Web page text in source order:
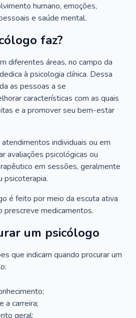
humano, emoções,
e saúde mental.
faz?
diferentes áreas, no campo da
à psicologia clínica. Dessa
as pessoas a se
características com as quais
e a promover seu bem-estar
individuais ou em
avaliações psicológicas ou
em sessões, geralmente
psicoterapia.
é feito por meio da escuta ativa
prescreve medicamentos.
um psicólogo
que indicam quando procurar um
a carreira;
geral;